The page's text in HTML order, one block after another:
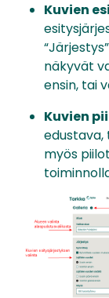
Kuvien
näkyvät
ensin, tai
Kuvien
edustava,
myös